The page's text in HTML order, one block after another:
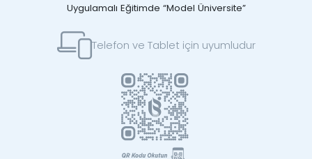
Uygulamalı Eğitimde “Model Üniversite”
Telefon ve Tablet için uyumludur